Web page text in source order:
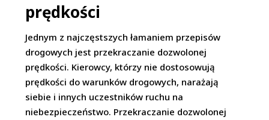
prędkości
Jednym z najczęstszych łamaniem przepisów
drogowych jest przekraczanie dozwolonej
prędkości. Kierowcy, którzy nie dostosowują
prędkości do warunków drogowych, narażają
siebie i innych uczestników ruchu na
niebezpieczeństwo. Przekraczanie dozwolonej